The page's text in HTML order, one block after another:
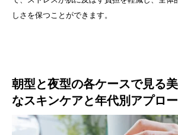
しさを保つことができます。
朝型と夜型の各ケースで見る
なスキンケアと年代別アプロ